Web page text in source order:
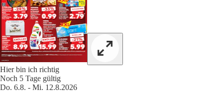
Hier bin ich richtig
Noch 5 Tage gültig
Do. 6.8. - Mi. 12.8.2026